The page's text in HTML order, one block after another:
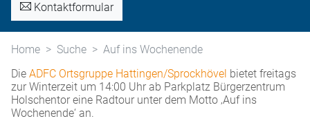
Kontaktformular
Home Suche
Auf ins Wochenende
Die ADFC Ortsgruppe Hattingen/Sprockhövel bietet freitags
zur Winterzeit um 14:00 Uhr ab Parkplatz Bürgerzentrum
Holschentor eine Radtour unter dem Motto ‚Auf ins
Wochenende‘ an.